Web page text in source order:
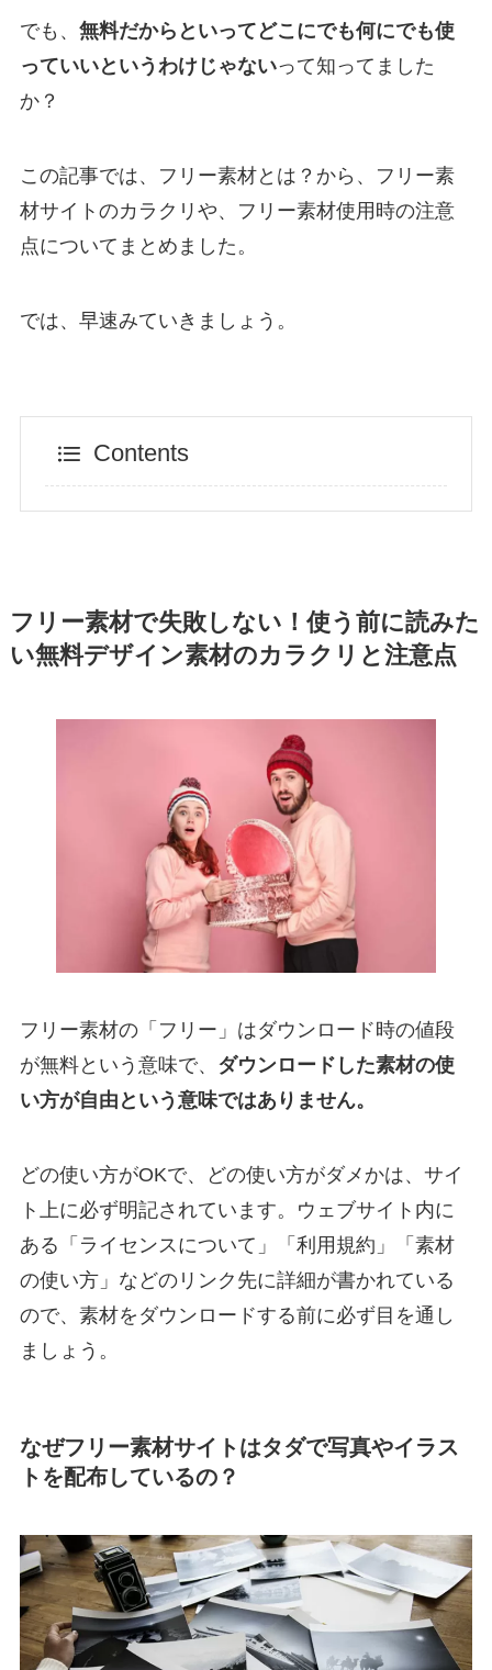
でも、 無料だからといってどこにでも何にでも使
っていいというわけじゃないって知ってました
か？
この記事では、フリー素材とは？から、フリー素
材サイトのカラクリや、フリー素材使用時の注意
点についてまとめました。
では、早速みていきましょう。
Contents
フリー素材で失敗しない！使う前に読みた
い無料デザイン素材のカラクリと注意点
フリー素材の「フリー」はダウンロード時の値段
が無料という意味で、 ダウンロードした素材の使
い方が自由という意味ではありません。
どの使い方がOKで、どの使い方がダメかは、サイ
ト上に必ず明記されています。ウェブサイト内に
ある「ライセンスについて」「利用規約」「素材
の使い方」などのリンク先に詳細が書かれている
ので、素材をダウンロードする前に必ず目を通し
ましょう。
なぜフリー素材サイトはタダで写真やイラス
トを配布しているの？